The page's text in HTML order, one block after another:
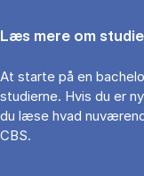
Læs mere om
At starte på en
studierne. Hvis du er
du læse hvad
CBS.